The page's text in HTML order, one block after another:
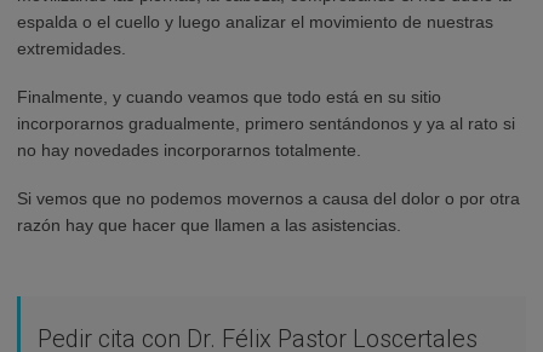
espalda o el cuello y luego analizar el movimiento de nuestras
extremidades.
Finalmente, y cuando veamos que todo está en su sitio
incorporarnos gradualmente, primero sentándonos y ya al rato si
no hay novedades incorporarnos totalmente.
Si vemos que no podemos movernos a causa del dolor o por otra
razón hay que hacer que llamen a las asistencias.
Pedir cita con Dr. Félix Pastor Loscertales